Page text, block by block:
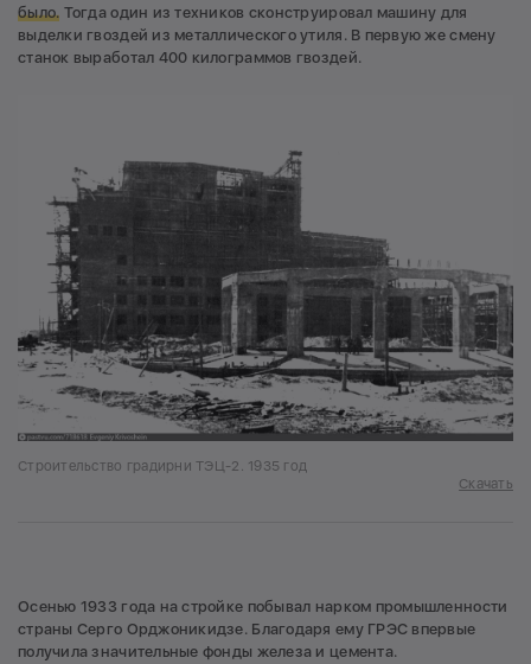
было. Тогда один из техников сконструировал машину для
выделки гвоздей из металлического утиля. В первую же смену
станок выработал 400 килограммов гвоздей.
Строительство градирни ТЭЦ-2. 1935 год
Скачать
Осенью 1933 года на стройке побывал нарком промышленности
страны Серго Орджоникидзе. Благодаря ему ГРЭС впервые
получила значительные фонды железа и цемента.